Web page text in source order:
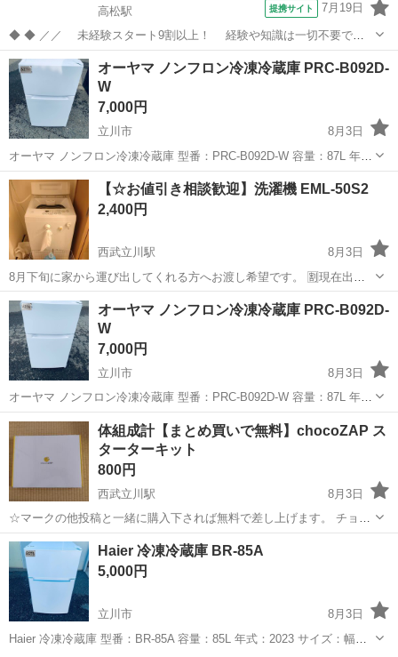
高松駅
提携サイト 7月19日
◆ ◆ ／／ 未経験スタート9割以上！ 経験や知識は一切不要で始
めやすい♪ シフトの強制もないですし 自分のペースで働くことも
できるので 続けやすい♪働きやすい♪ ＼＼ 『シフトが削られた…』
『思うように稼...
東京 立川市 高松駅
オーヤマ ノンフロン冷凍冷蔵庫 PRC-B092D-
W
7,000円
立川市
8月3日
オーヤマ ノンフロン冷凍冷蔵庫 型番：PRC-B092D-W 容量：87L 年
式：2024 サイズ：幅475×奥行502×高さ858(㎜) 管理コード：
R5886275 ※付属品は写真に写っているものが全てです。...
東京 立川市 キッチン家電 商品
【☆お値引き相談歓迎】洗濯機 EML-50S2
2,400円
西武立川駅
8月3日
8月下旬に家から運び出してくれる方へお渡し希望です。 🈹現在出品
している他の2000円以上の商品と同時購入で半額お値引き致します。
受渡しに関して 📍場所：ｾﾌﾞﾝｲﾚﾌﾞﾝ松中団地北店近くの玄関前を希望
📆日時：最初に...
東京 立川市 西武立川駅 生活家電
オーヤマ ノンフロン冷凍冷蔵庫 PRC-B092D-
W
7,000円
立川市
8月3日
オーヤマ ノンフロン冷凍冷蔵庫 型番：PRC-B092D-W 容量：87L 年
式：2025 サイズ：幅475×奥行502×高さ858(㎜) 管理コード：
R5886274 ※付属品は写真に写っているものが全てです。...
東京 立川市 キッチン家電 商品
体組成計【まとめ買いで無料】chocoZAP ス
ターターキット
800円
西武立川駅
8月3日
☆マークの他投稿と一緒に購入下されば無料で差し上げます。 チョコ
ザップ入会特典「スターターキット」です。 【商品状態】 ・新品、未
使用、未開封品です。 体組成計とウェラブルデバイスがあると聞きま
したが、中身を確認...
東京 立川市 西武立川駅 その他
Haier 冷凍冷蔵庫 BR-85A
5,000円
立川市
8月3日
Haier 冷凍冷蔵庫 型番：BR-85A 容量：85L 年式：2023 サイズ：幅